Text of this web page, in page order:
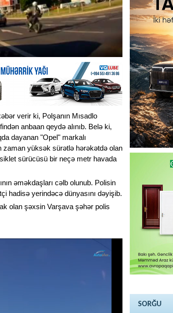
verir ki, Polşanın Mısadlo
anbaan qeydə alınıb. Belə ki,
dayanan "Opel" markalı
yüksək sürətlə hərəkətdə olan
sürücüsü bir neçə metr havada
əməkdaşları cəlb olunub. Polisin
hadisə yerindəcə dünyasını dəyişib.
olan şəxsin Varşava şəhər polis
SORĞU